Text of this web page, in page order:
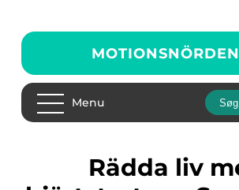
Menu
Rädda liv med